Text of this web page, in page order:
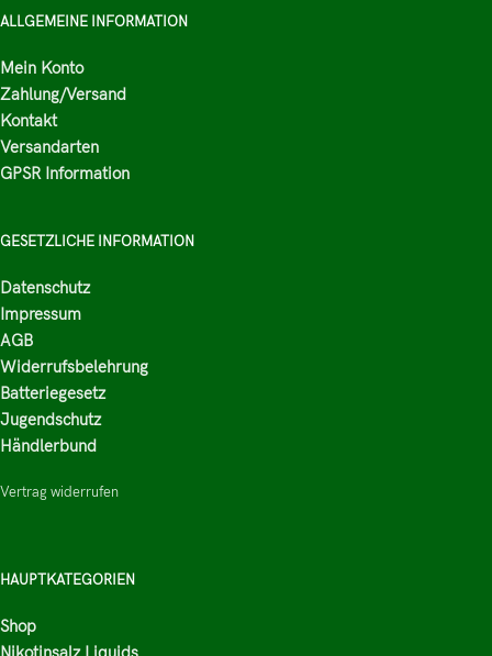
ALLGEMEINE INFORMATION
Mein Konto
Zahlung/Versand
Kontakt
Versandarten
GPSR Information
GESETZLICHE INFORMATION
Datenschutz
Impressum
AGB
Widerrufsbelehrung
Batteriegesetz
Jugendschutz
Händlerbund
Vertrag widerrufen
HAUPTKATEGORIEN
Shop